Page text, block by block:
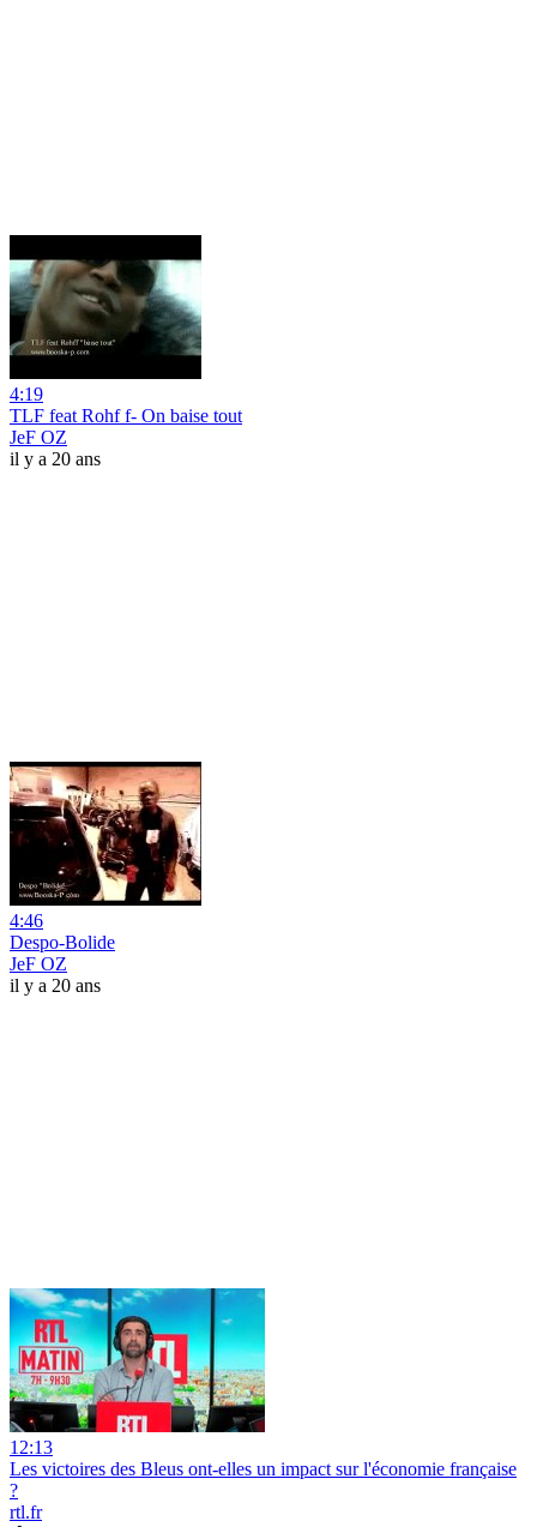
4:19
TLF feat Rohf f- On baise tout
JeF OZ
il y a 20 ans
4:46
Despo-Bolide
JeF OZ
il y a 20 ans
12:13
Les victoires des Bleus ont-elles un impact sur l'économie française
?
rtl.fr